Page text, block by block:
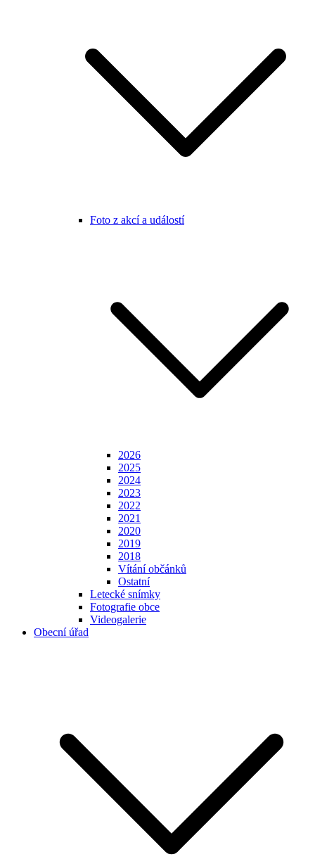
Foto z akcí a událostí
2026
2025
2024
2023
2022
2021
2020
2019
2018
Vítání občánků
Ostatní
Letecké snímky
Fotografie obce
Videogalerie
Obecní úřad